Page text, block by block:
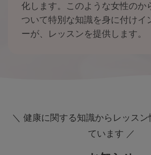
化します。このような女性のか
ついて特別な知識を身に付けイ
ーが、レッスンを提供します。
＼ 健康に関する知識からレッスン
ています ／